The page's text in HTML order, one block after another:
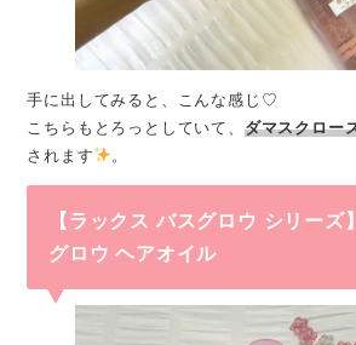
手に出してみると、こんな感じ♡
こちらもとろっとしていて、 ダマスクロー
されます
。
【ラックス バスグロウ シリーズ
グロウ ヘアオイル